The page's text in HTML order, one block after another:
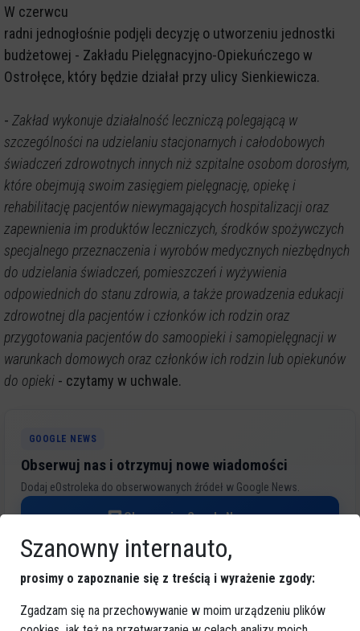
W czerwcu
radni jednogłośnie podjęli decyzję o utworzeniu jednostki
budżetowej - Zakładu Pielęgnacyjno-Opiekuńczego w
Ostrołęce, który będzie działał przy ulicy Sienkiewicza.
- Zakład wykonuje działalność leczniczą polegającą w
szczególności na udzielaniu stacjonarnych i całodobowych
świadczeń zdrowotnych innych niż szpitalne osobom dorosłym,
które obejmują swoim zasięgiem pielęgnację, opiekę i
rehabilitację pacjentów niewymagających hospitalizacji oraz
zapewnienia im produktów leczniczych, środków spożywczych
specjalnego przeznaczenia i wyrobów medycznych niezbędnych
do udzielania świadczeń, pomieszczeń i wyżywienia
odpowiednich do stanu zdrowia, a także prowadzenia edukacji
zdrowotnej dla pacjentów i członków ich rodzin oraz
przygotowania pacjentów do samoopieki i samopielęgnacji w
warunkach domowych oraz członków ich rodzin lub opiekunów
do opieki - czytamy w uchwale.
GOOGLE NEWS
Obserwuj nas i otrzymuj nowe wiadomości
Dodaj eOstroleka do obserwowanych źródeł w Google News.
Obserwuj w Google News
Szanowny internauto,
prosimy o zapoznanie się z treścią i wyrażenie zgody:
Zgadzam się na przechowywanie w moim urządzeniu plików